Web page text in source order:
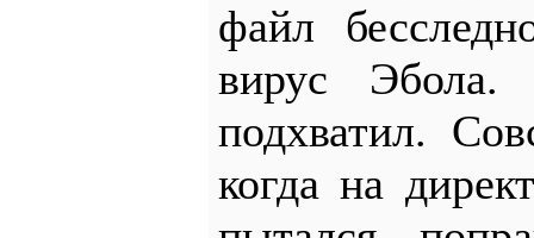
файл
вирус
подхватил.
когда на